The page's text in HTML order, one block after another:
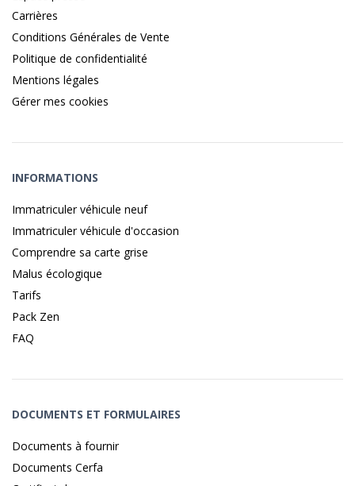
Carrières
Conditions Générales de Vente
Politique de confidentialité
Mentions légales
Gérer mes cookies
INFORMATIONS
Immatriculer véhicule neuf
Immatriculer véhicule d'occasion
Comprendre sa carte grise
Malus écologique
Tarifs
Pack Zen
FAQ
DOCUMENTS ET FORMULAIRES
Documents à fournir
Documents Cerfa